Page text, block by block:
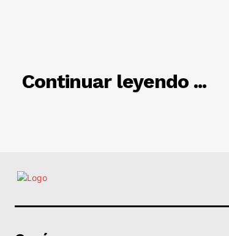
Continuar leyendo ...